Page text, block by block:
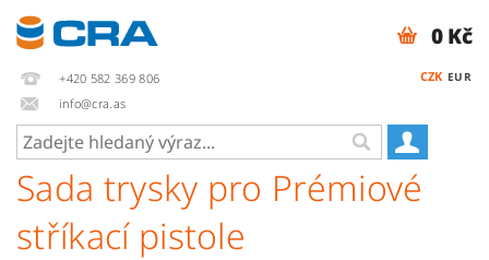
+420 582 369 806
info@cra.as
CZK EUR
0 Kč
Sada trysky pro Prémiové
stříkací pistole